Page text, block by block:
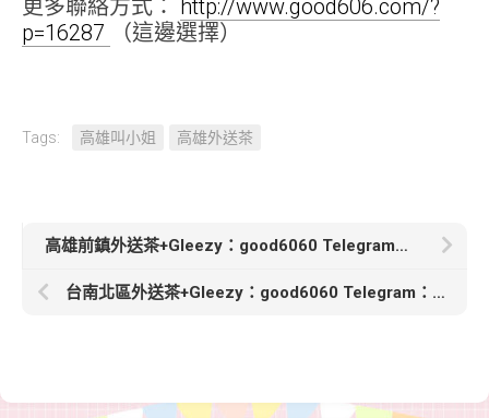
更多聯絡方式：
http://www.good606.com/?
p=16287
（這邊選擇）
Tags: 高雄叫小姐 高雄外送茶
高雄前鎮外送茶+Gleezy：good6060 Telegram：good6060【卡莎】165cm.48.D.33歲在職高管的隱秘邀約
台南北區外送茶+Gleezy：good6060 Telegram：good6060【音洛】162/C/48/24歲淫蕩騷氣 性慾超強很想大肉棒的滋潤 很想做愛偷偷出來兼職